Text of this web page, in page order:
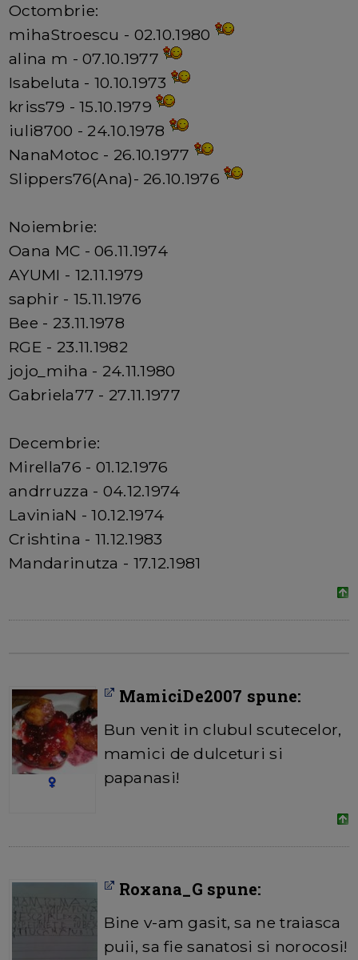
Octombrie:
mihaStroescu - 02.10.1980
alina m - 07.10.1977
Isabeluta - 10.10.1973
kriss79 - 15.10.1979
iuli8700 - 24.10.1978
NanaMotoc - 26.10.1977
Slippers76(Ana)- 26.10.1976
Noiembrie:
Oana MC - 06.11.1974
AYUMI - 12.11.1979
saphir - 15.11.1976
Bee - 23.11.1978
RGE - 23.11.1982
jojo_miha - 24.11.1980
Gabriela77 - 27.11.1977
Decembrie:
Mirella76 - 01.12.1976
andrruzza - 04.12.1974
LaviniaN - 10.12.1974
Crishtina - 11.12.1983
Mandarinutza - 17.12.1981
MamiciDe2007 spune:
Bun venit in clubul scutecelor,
mamici de dulceturi si
papanasi!
Roxana_G spune:
Bine v-am gasit, sa ne traiasca
puii, sa fie sanatosi si norocosi!